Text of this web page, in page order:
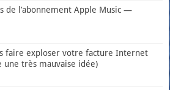
de l’abonnement Apple Music —
faire exploser votre facture Internet
une très mauvaise idée)